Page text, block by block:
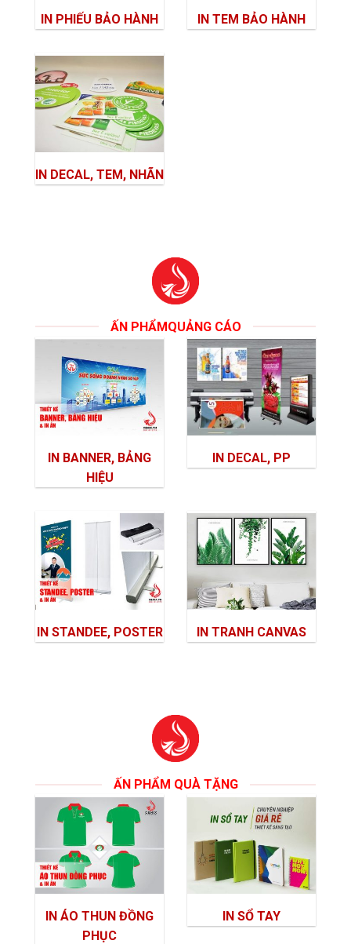
IN PHIẾU BẢO HÀNH IN TEM BẢO HÀNH
IN DECAL, TEM, NHÃN
ẤN PHẨMQUẢNG CÁO
IN BANNER, BẢNG
HIỆU
IN DECAL, PP
IN STANDEE, POSTER IN TRANH CANVAS
ẤN PHẨM QUÀ TẶNG
IN ÁO THUN ĐỒNG
PHỤC
IN SỔ TAY